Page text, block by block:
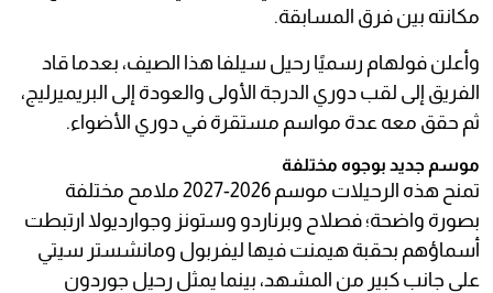
مكانته بين فرق المسابقة.
وأعلن فولهام رسميًا رحيل سيلفا هذا الصيف، بعدما قاد
الفريق إلى لقب دوري الدرجة الأولى والعودة إلى البريميرليج،
ثم حقق معه عدة مواسم مستقرة في دوري الأضواء.
موسم جديد بوجوه مختلفة
تمنح هذه الرحيلات موسم 2026-2027 ملامح مختلفة
بصورة واضحة؛ فصلاح وبرناردو وستونز وجوارديولا ارتبطت
أسماؤهم بحقبة هيمنت فيها ليفربول ومانشستر سيتي
على جانب كبير من المشهد، بينما يمثل رحيل جوردون